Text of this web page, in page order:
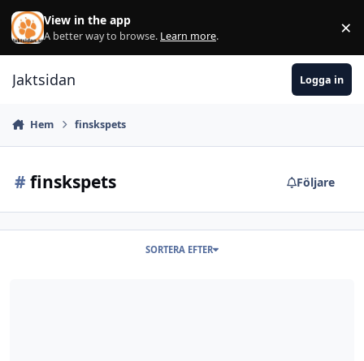
Hoppa till innehåll
View in the app
A better way to browse. Learn more. ×
Jaktsidan Logga in
Hem finskspets
# finskspets Följare
SORTERA EFTER